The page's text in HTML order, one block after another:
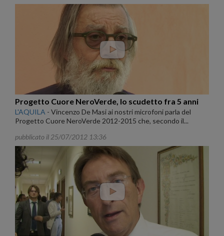
Progetto Cuore NeroVerde, lo scudetto fra 5 anni
L'AQUILA - Vincenzo De Masi ai nostri microfoni parla del
Progetto Cuore NeroVerde 2012-2015 che, secondo il...
pubblicato il 25/07/2012 13:36